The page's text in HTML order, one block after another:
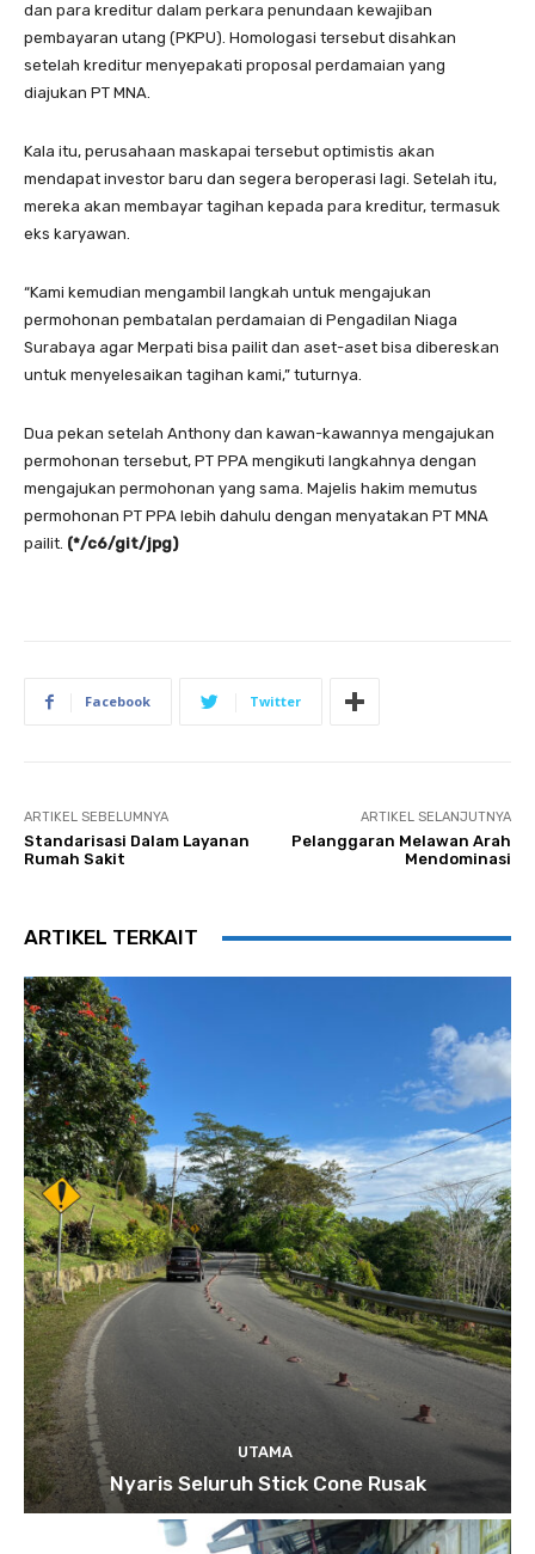
dan para kreditur dalam perkara penundaan kewajiban
pembayaran utang (PKPU). Homologasi tersebut disahkan
setelah kreditur menyepakati proposal perdamaian yang
diajukan PT MNA.
Kala itu, perusahaan maskapai tersebut optimistis akan
mendapat investor baru dan segera beroperasi lagi. Setelah itu,
mereka akan membayar tagihan kepada para kreditur, termasuk
eks karyawan.
“Kami kemudian mengambil langkah untuk mengajukan
permohonan pembatalan perdamaian di Pengadilan Niaga
Surabaya agar Merpati bisa pailit dan aset-aset bisa dibereskan
untuk menyelesaikan tagihan kami,” tuturnya.
Dua pekan setelah Anthony dan kawan-kawannya mengajukan
permohonan tersebut, PT PPA mengikuti langkahnya dengan
mengajukan permohonan yang sama. Majelis hakim memutus
permohonan PT PPA lebih dahulu dengan menyatakan PT MNA
pailit. (*/c6/git/jpg)
Facebook Twitter
ARTIKEL SEBELUMNYA
Standarisasi Dalam Layanan
Rumah Sakit
ARTIKEL SELANJUTNYA
Pelanggaran Melawan Arah
Mendominasi
ARTIKEL TERKAIT
UTAMA
Nyaris Seluruh Stick Cone Rusak